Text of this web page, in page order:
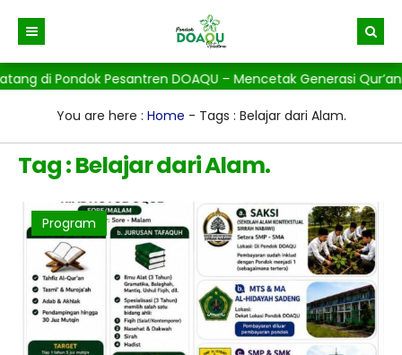
Beranda
Berita
Gallery
di Pondok Pesantren DOAQU – Mencetak Generasi Qur’ani,
You are here : Home - Tags : Belajar dari Alam.
Tag : Belajar dari Alam.
Program